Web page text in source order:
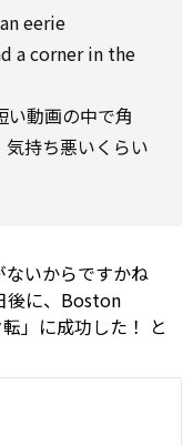
an eerie
a corner in the
い動画の中で角
持ち悪いくらい
いからですかね
後に、Boston
転」に成功した！ と